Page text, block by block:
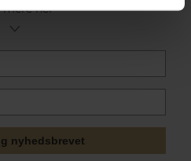
her
nyhedsbrevet